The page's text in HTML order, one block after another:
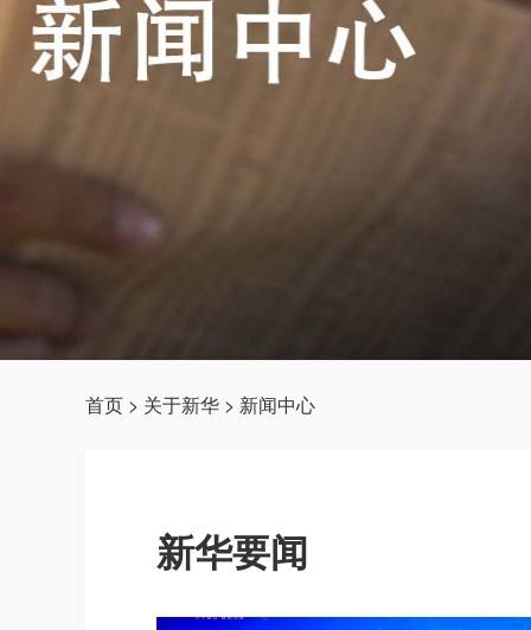
首页 > 关于新华 > 新闻中心
新华要闻